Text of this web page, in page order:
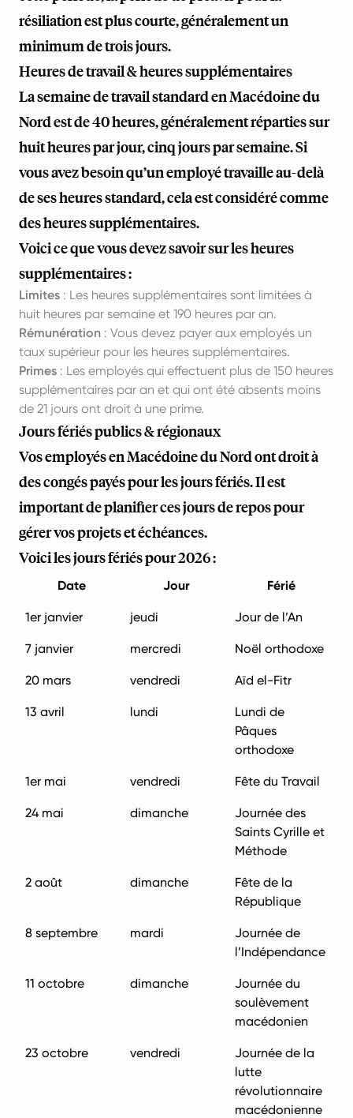
résiliation est plus courte, généralement un
minimum de trois jours.
Heures de travail & heures supplémentaires
La semaine de travail standard en Macédoine du
Nord est de 40 heures, généralement réparties sur
huit heures par jour, cinq jours par semaine. Si
vous avez besoin qu’un employé travaille au-delà
de ses heures standard, cela est considéré comme
des heures supplémentaires.
Voici ce que vous devez savoir sur les heures
supplémentaires :
Limites : Les heures supplémentaires sont limitées à
huit heures par semaine et 190 heures par an.
Rémunération : Vous devez payer aux employés un
taux supérieur pour les heures supplémentaires.
Primes : Les employés qui effectuent plus de 150 heures
supplémentaires par an et qui ont été absents moins
de 21 jours ont droit à une prime.
Jours fériés publics & régionaux
Vos employés en Macédoine du Nord ont droit à
des congés payés pour les jours fériés. Il est
important de planifier ces jours de repos pour
gérer vos projets et échéances.
Voici les jours fériés pour 2026 :
Date Jour Férié
1er janvier jeudi Jour de l’An
7 janvier mercredi Noël orthodoxe
20 mars vendredi Aïd el-Fitr
13 avril lundi
Lundi de
Pâques
orthodoxe
1er mai vendredi Fête du Travail
24 mai dimanche
Journée des
Saints Cyrille et
Méthode
2 août dimanche
Fête de la
République
8 septembre mardi
Journée de
l’Indépendance
11 octobre dimanche
Journée du
soulèvement
macédonien
23 octobre vendredi
Journée de la
lutte
révolutionnaire
macédonienne